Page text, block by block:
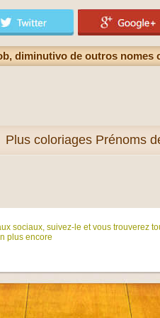
diminutivo de outros nomes
Plus coloriages Prénoms
sociaux, suivez-le et vous trouverez
plus encore